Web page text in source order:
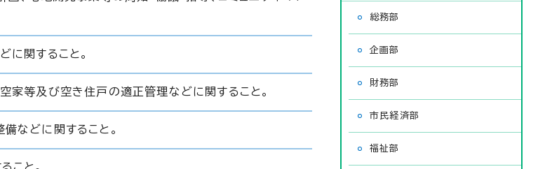
に関すること。
家等及び空き住戸の適正管理などに関すること。
などに関すること。
総務部
企画部
財務部
市民経済部
福祉部